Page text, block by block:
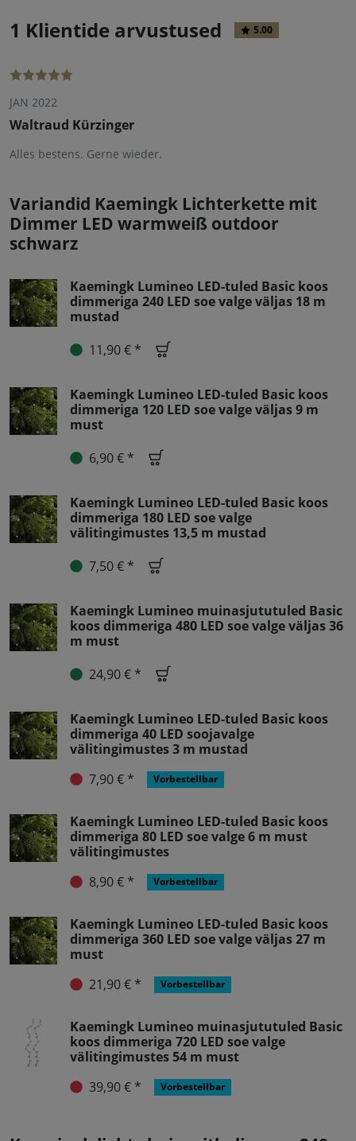
1 Klientide arvustused 5.00
JAN 2022
Waltraud Kürzinger
Alles bestens. Gerne wieder.
Variandid Kaemingk Lichterkette mit
Dimmer LED warmweiß outdoor
schwarz
Kaemingk Lumineo LED-tuled Basic koos
dimmeriga 240 LED soe valge väljas 18 m
mustad
11,90 € *
Kaemingk Lumineo LED-tuled Basic koos
dimmeriga 120 LED soe valge väljas 9 m
must
6,90 € *
Kaemingk Lumineo LED-tuled Basic koos
dimmeriga 180 LED soe valge
välitingimustes 13,5 m mustad
7,50 € *
Kaemingk Lumineo muinasjututuled Basic
koos dimmeriga 480 LED soe valge väljas 36
m must
24,90 € *
Kaemingk Lumineo LED-tuled Basic koos
dimmeriga 40 LED soojavalge
välitingimustes 3 m mustad
7,90 € *
Vorbestellbar
Kaemingk Lumineo LED-tuled Basic koos
dimmeriga 80 LED soe valge 6 m must
välitingimustes
8,90 € *
Vorbestellbar
Kaemingk Lumineo LED-tuled Basic koos
dimmeriga 360 LED soe valge väljas 27 m
must
21,90 € *
Vorbestellbar
Kaemingk Lumineo muinasjututuled Basic
koos dimmeriga 720 LED soe valge
välitingimustes 54 m must
39,90 € *
Vorbestellbar